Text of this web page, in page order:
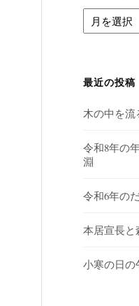
ア
ー
ブ
最近の投稿
木の中を流
令和8年の
淵
令和6年の
本居宣長と
小寒の日の